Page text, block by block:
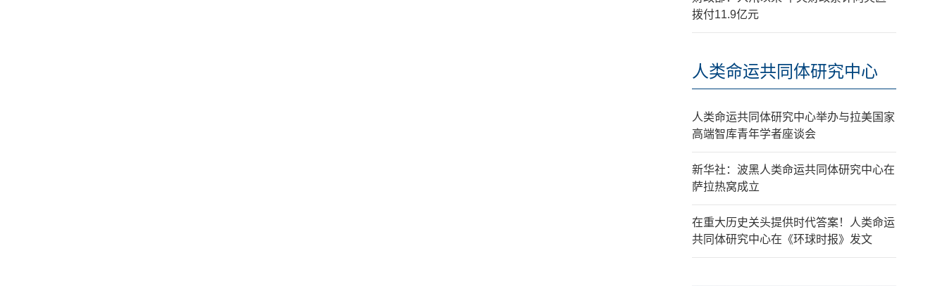
拨付11.9亿元
人类命运共同体研究中心
人类命运共同体研究中心举办与拉美国家
高端智库青年学者座谈会
新华社：波黑人类命运共同体研究中心在
萨拉热窝成立
在重大历史关头提供时代答案！人类命运
共同体研究中心在《环球时报》发文